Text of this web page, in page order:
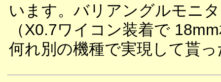
います。バリアングルモニ
（X0.7ワイコン装着で
何れ別の機種で実現して貰